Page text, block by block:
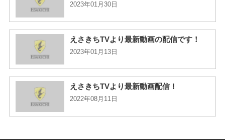
2023年01月30日
えさきちTVより最新動画の配信です！
2023年01月13日
えさきちTVより最新動画配信！
2022年08月11日